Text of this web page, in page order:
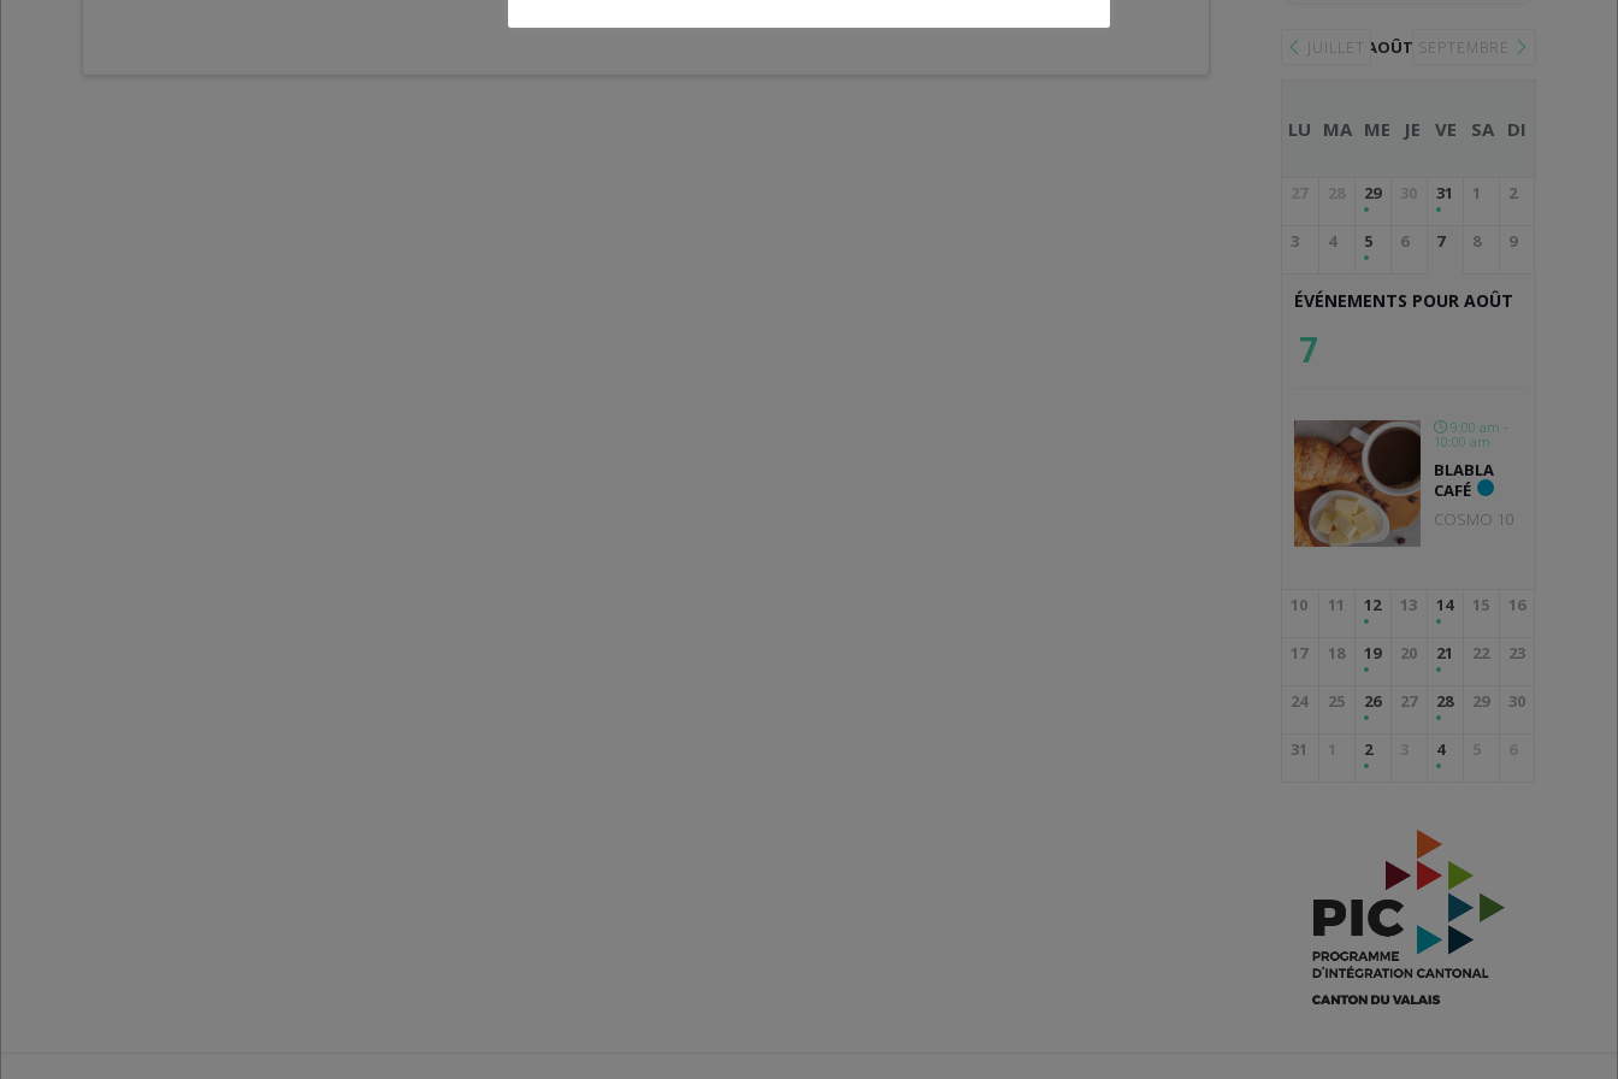
JUILLET AOÛT 2026SEPTEMBRE
LU MA ME JE VE SA DI
27 28 29 30 31 1 2
3 4 5 6 7 8 9
ÉVÉNEMENTS POUR AOÛT
7
9:00 am -
10:00 am
BLABLA
CAFÉ
COSMO 10
10 11 12 13 14 15 16
17 18 19 20 21 22 23
24 25 26 27 28 29 30
31 1 2 3 4 5 6